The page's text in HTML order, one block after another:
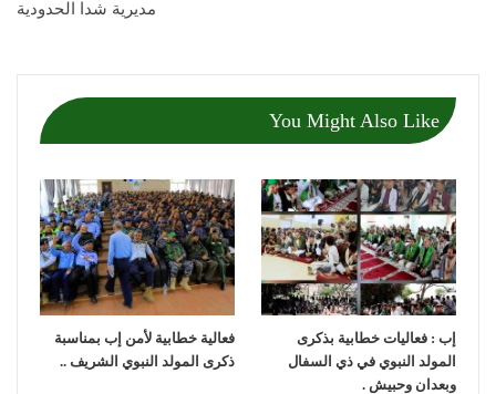
مديرية شدا الحدودية
You Might Also Like
إب : فعاليات خطابية بذكرى
المولد النبوي في ذي السفال
وبعدان وحبيش .
فعالية خطابية لأمن إب بمناسبة
ذكرى المولد النبوي الشريف ..